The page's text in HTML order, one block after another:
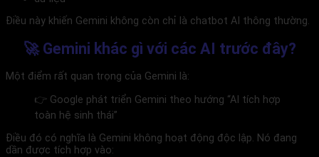
Điều này khiến Gemini không còn chỉ là chatbot AI thông thường.
🚀 Gemini khác gì với các AI trước đây?
Một điểm rất quan trọng của Gemini là:
👉 Google phát triển Gemini theo hướng “AI tích hợp
toàn hệ sinh thái”
Điều đó có nghĩa là Gemini không hoạt động độc lập. Nó đang
dần được tích hợp vào: